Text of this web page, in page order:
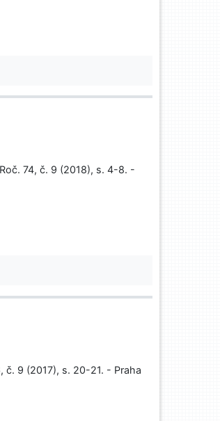
74, č. 9 (2018), s. 4-8. -
č. 9 (2017), s. 20-21. - Praha